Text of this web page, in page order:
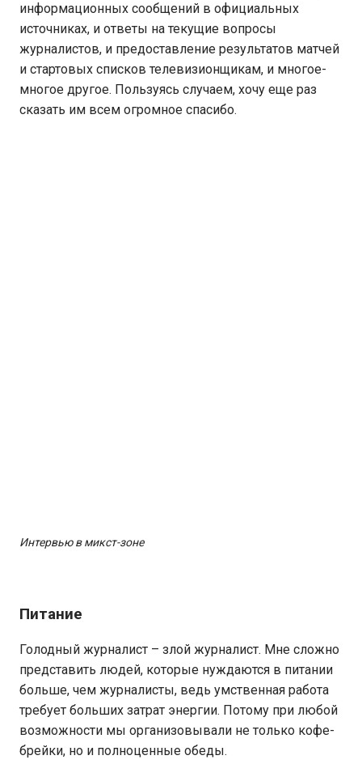
информационных сообщений в официальных
источниках, и ответы на текущие вопросы
журналистов, и предоставление результатов матчей
и стартовых списков телевизионщикам, и многое-
многое другое. Пользуясь случаем, хочу еще раз
сказать им всем огромное спасибо.
Интервью в микст-зоне
Питание
Голодный журналист – злой журналист. Мне сложно
представить людей, которые нуждаются в питании
больше, чем журналисты, ведь умственная работа
требует больших затрат энергии. Потому при любой
возможности мы организовывали не только кофе-
брейки, но и полноценные обеды.